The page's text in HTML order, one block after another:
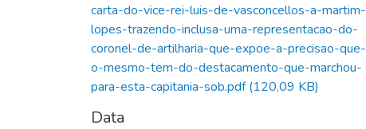
carta-do-vice-rei-luis-de-vasconcellos-a-martim-
lopes-trazendo-inclusa-uma-representacao-do-
coronel-de-artilharia-que-expoe-a-precisao-que-
o-mesmo-tem-do-destacamento-que-marchou-
para-esta-capitania-sob.pdf(120,09 KB)
Data